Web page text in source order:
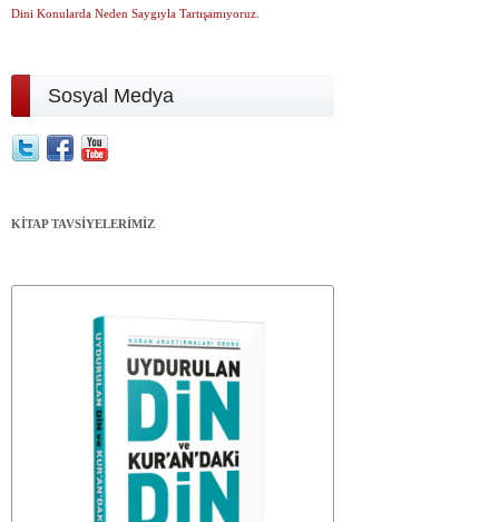
Dini Konularda Neden Saygıyla Tartışamıyoruz.
Sosyal Medya
KİTAP TAVSİYELERİMİZ